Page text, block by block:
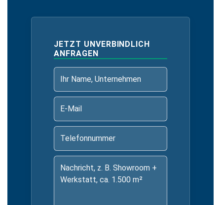
JETZT UNVERBINDLICH
ANFRAGEN